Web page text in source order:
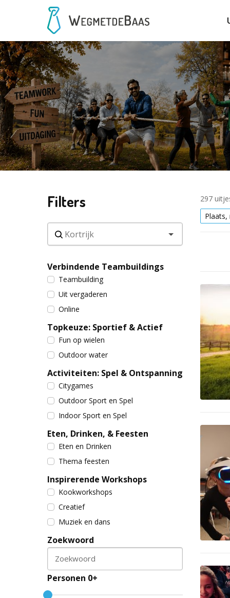
Filters
Verbindende Teambuildings
Teambuilding
Uit vergaderen
Online
Topkeuze: Sportief & Actief
Fun op wielen
Outdoor water
Activiteiten: Spel & Ontspanning
Citygames
Outdoor Sport en Spel
Indoor Sport en Spel
Eten, Drinken, & Feesten
Eten en Drinken
Thema feesten
Inspirerende Workshops
Kookworkshops
Creatief
Muziek en dans
Zoekwoord
Zoekwoord
Personen 0+
297